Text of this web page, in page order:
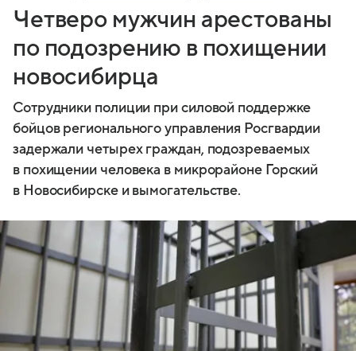
Четверо мужчин арестованы
по подозрению в похищении
новосибирца
Сотрудники полиции при силовой поддержке
бойцов регионального управления Росгвардии
задержали четырех граждан, подозреваемых
в похищении человека в микрорайоне Горский
в Новосибирске и вымогательстве.